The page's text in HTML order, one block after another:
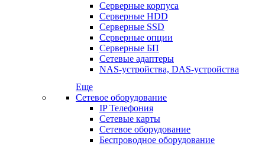
Серверные корпуса
Серверные HDD
Серверные SSD
Серверные опции
Серверные БП
Сетевые адаптеры
NAS-устройства, DAS-устройства
Еще
Сетевое оборудование
IP Телефония
Сетевые карты
Сетевое оборудование
Беспроводное оборудование